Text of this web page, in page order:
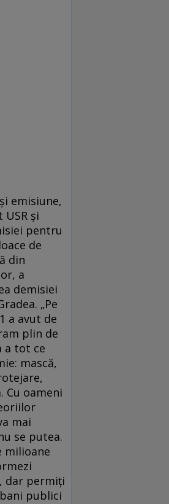
emisiune,
și
pentru
de
din
a
demisiei
„Pe
a avut de
plin de
a tot ce
mască,
Cu oameni
mai
se putea.
milioane
dar permiți
publici